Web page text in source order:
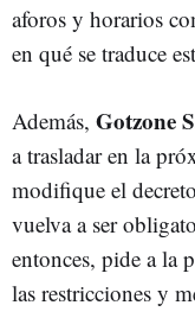
aforos y horarios
en qué se traduce
Además, Gotzone
a trasladar en la
modifique el
vuelva a ser
entonces, pide a la
las restricciones y